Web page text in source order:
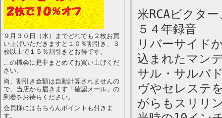
９月３０日（水）までどれでも２枚お買
い上げいただきますと１０％割引き、３
枚以上で１５％割引きとお得です。
この機会に是非まとめてお買い上げくだ
さい。
尚、割引き金額は自動計算されませんの
で、当店から届きます「確認メール」の
到着をお待ちください。
会員様にはもちろんポイントも付きま
す。
米RCAビクタ
５４年録音
リバーサイド
込まれたマン
サル・サルバ
ヴやセレステ
がらもスリリ